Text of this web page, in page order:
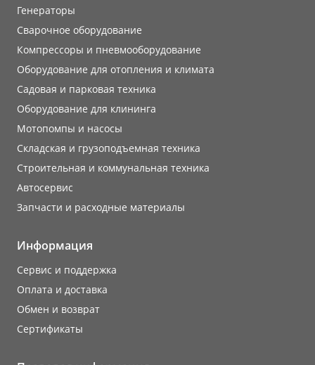
Генераторы
Сварочное оборудование
Компрессоры и пневмооборудование
Оборудование для отопления и климата
Садовая и парковая техника
Оборудование для клининга
Мотопомпы и насосы
Складская и грузоподъемная техника
Строительная и коммунальная техника
Автосервис
Запчасти и расходные материалы
Информация
Сервис и поддержка
Оплата и доставка
Обмен и возврат
Сертификаты